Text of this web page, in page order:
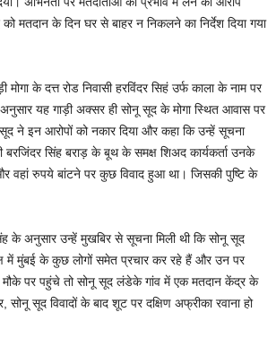
मतदान के दिन घर से बाहर न निकलने का निर्देश दिया गया
के दत्त रोड निवासी हरविंदर सिहं उर्फ काला के नाम पर
यह गाड़ी अक्सर ही सोनू सूद के मोगा स्थित आवास पर
ने इन आरोपों को नकार दिया और कहा कि उन्हें सूचना
बरजिंदर सिंह बराड़ के बूथ के समक्ष शिअद कार्यकर्ता उनके
वहां रुपये बांटने पर कुछ विवाद हुआ था। जिसकी पुष्टि के
के अनुसार उन्हें मुखबिर से सूचना मिली थी कि सोनू सूद
में मुंबई के कुछ लोगों समेत प्रचार कर रहे हैं और उन पर
मौके पर पहुंचे तो सोनू सूद लंडेके गांव में एक मतदान केंद्र के
सूद विवादों के बाद शूट पर दक्षिण अफ्रीका रवाना हो